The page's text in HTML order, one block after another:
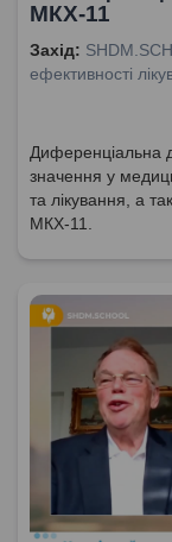
МКХ-11
Захід:
ефективності
Диференціальна
значення у
та лікування, а
МКХ-11.